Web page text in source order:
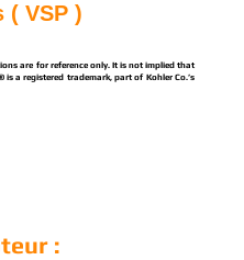
( VSP )
are for reference only. It is not implied that
a registered trademark, part of Kohler Co.’s
: